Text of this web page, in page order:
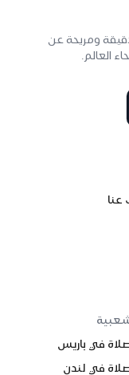
ومريحة عن
العالم.
عنا
في باريس
في لندن